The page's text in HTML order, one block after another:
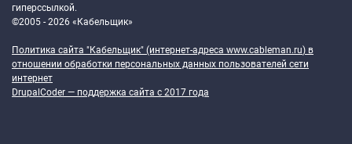
гиперссылкой.
©2005 - 2026 «Кабельщик»
Политика сайта "Кабельщик" (интернет-адреса www.cableman.ru) в
отношении обработки персональных данных пользователей сети
интернет
DrupalCoder — поддержка сайта c 2017 года